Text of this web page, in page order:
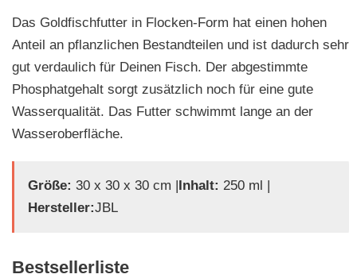
Das Goldfischfutter in Flocken-Form hat einen hohen
Anteil an pflanzlichen Bestandteilen und ist dadurch sehr
gut verdaulich für Deinen Fisch. Der abgestimmte
Phosphatgehalt sorgt zusätzlich noch für eine gute
Wasserqualität. Das Futter schwimmt lange an der
Wasseroberfläche.
Größe: ‎‎30 x 30 x 30 cm |Inhalt: 250 ml |
Hersteller:JBL
Bestsellerliste